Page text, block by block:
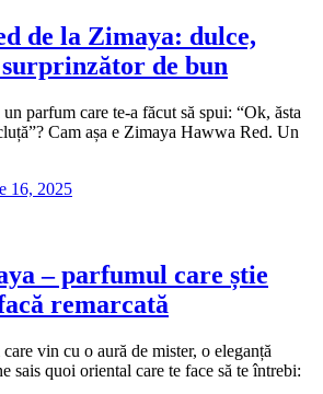
de la Zimaya: dulce,
de bun
parfum care te-a făcut să spui: “Ok, ăsta
Cam așa e Zimaya Hawwa Red. Un
16, 2025
– parfumul care știe
remarcată
vin cu o aură de mister, o eleganță
sais quoi oriental care te face să te întrebi: